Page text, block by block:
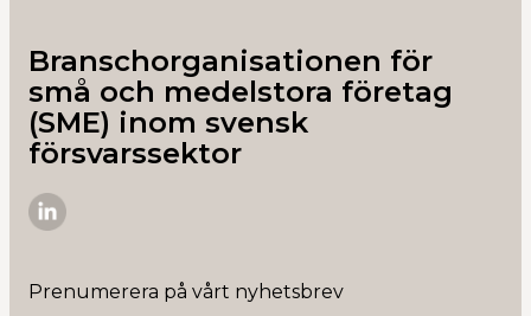
Branschorganisationen för
små och medelstora företag
(SME) inom svensk
försvarssektor
på
Prenumerera på vårt nyhetsbrev